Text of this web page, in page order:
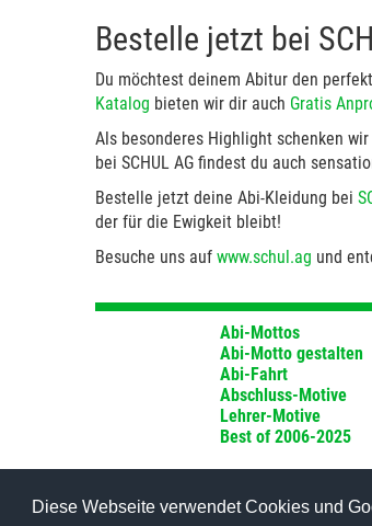
Diese Webseite verwendet Cookies und
Bestelle jetzt bei
Du möchtest deinem Abitur den
Katalog bieten wir dir auch Gratis
Als besonderes Highlight schenken
bei SCHUL AG findest du auch
Bestelle jetzt deine Abi-Kleidung bei
der für die Ewigkeit bleibt!
Besuche uns auf www.schul.ag und
Abi-Mottos
Abi-Motto gestalten
Abi-Fahrt
Abschluss-Motive
Lehrer-Motive
Best of 2006-2025